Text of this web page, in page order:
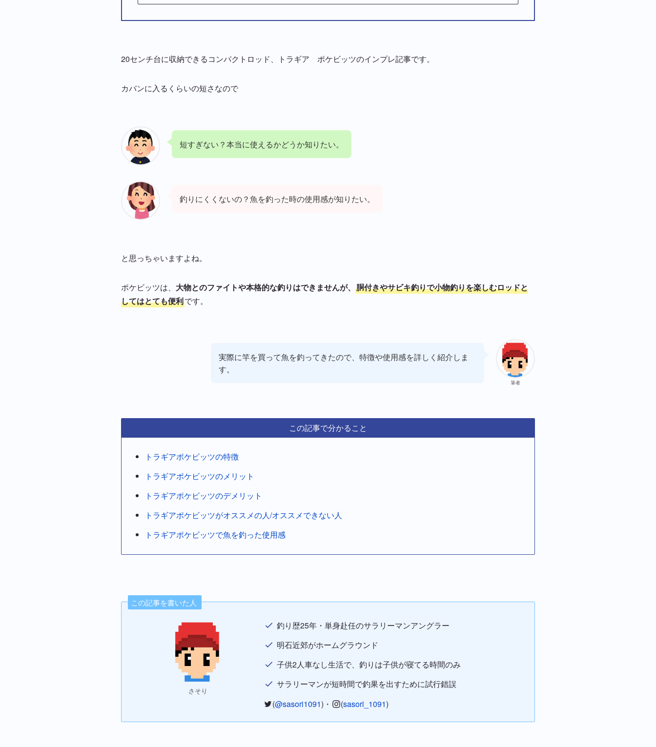
20センチ台に収納できるコンパクトロッド、トラギア ポケビッツのインプレ記事です。
カバンに入るくらいの短さなので
短すぎない？本当に使えるかどうか知りたい。
釣りにくくないの？魚を釣った時の使用感が知りたい。
と思っちゃいますよね。
ポケビッツは、 大物とのファイトや本格的な釣りはできませんが、 胴付きやサビキ釣りで小物釣りを楽しむロッドと
してはとても便利です。
筆者
実際に竿を買って魚を釣ってきたので、特徴や使用感を詳しく紹介しま
す。
この記事で分かること
トラギアポケビッツの特徴
トラギアポケビッツのメリット
トラギアポケビッツのデメリット
トラギアポケビッツがオススメの人/オススメできない人
トラギアポケビッツで魚を釣った使用感
この記事を書いた人
さそり
釣り歴25年・単身赴任のサラリーマンアングラー
明石近郊がホームグラウンド
子供2人車なし生活で、釣りは子供が寝てる時間のみ
サラリーマンが短時間で釣果を出すために試行錯誤
(@sasori1091)・ (sasori_1091)